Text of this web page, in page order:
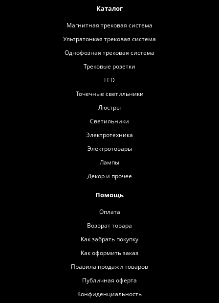
Каталог
Магнитная трековая система
Ультратонкая трековая система
Однофозная трековая система
Трековые розетки
LED
Точечные светильники
Люстры
Светильники
Электротехника
Электротовары
Лампы
Декор и прочее
Помощь
Оплата
Возврат товара
Как забрать покупку
Как оформить заказ
Правила продажи товаров
Публичная оферта
Конфиденциальность